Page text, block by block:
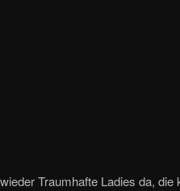
Traumhafte Ladies da,